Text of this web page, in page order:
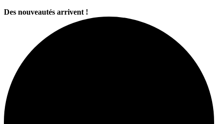
Des nouveautés arrivent !